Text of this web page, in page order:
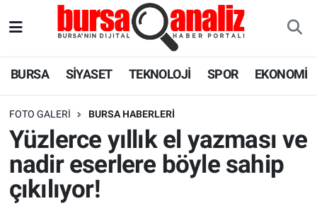
BURSA SİYASET TEKNOLOJİ SPOR EKONOMİ
FOTO GALERI BURSA HABERLERI
Yüzlerce yıllık el yazması ve
nadir eserlere böyle sahip
çıkılıyor!
TEKNOLOJİ
SPOR
EKONOMİ
Trafik Durumu
Süper Lig Puan Durumu ve Fikstür
Tüm Manşetler